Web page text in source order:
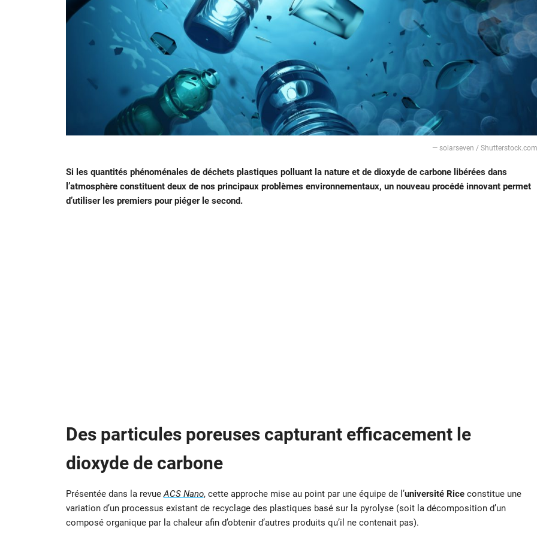
— solarseven / Shutterstock.com
Si les quantités phénoménales de déchets plastiques polluant la nature et de dioxyde de carbone libérées dans
l’atmosphère constituent deux de nos principaux problèmes environnementaux, un nouveau procédé innovant permet
d’utiliser les premiers pour piéger le second.
Des particules poreuses capturant efficacement le
dioxyde de carbone
Présentée dans la revueACS Nano, cette approche mise au point par une équipe de l’université Riceconstitue une
variation d’un processus existant de recyclage des plastiques basé sur la pyrolyse (soit la décomposition d’un
composé organique par la chaleur afin d’obtenir d’autres produits qu’il ne contenait pas).